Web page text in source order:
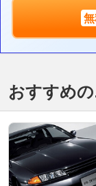
おすすめ